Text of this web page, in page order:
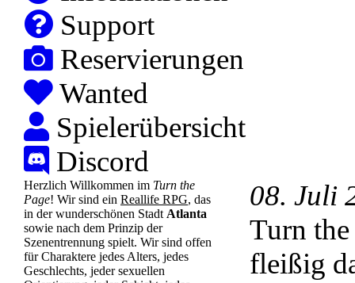
Support
Reservierungen
Wanted
Spielerübersicht
Discord
Herzlich Willkommen im Turn the
Page! Wir sind ein Reallife RPG, das
in der wunderschönen Stadt Atlanta
sowie nach dem Prinzip der
Szenentrennung spielt. Wir sind offen
für Charaktere jedes Alters, jedes
Geschlechts, jeder sexuellen
08. Juli
Turn
fleißig